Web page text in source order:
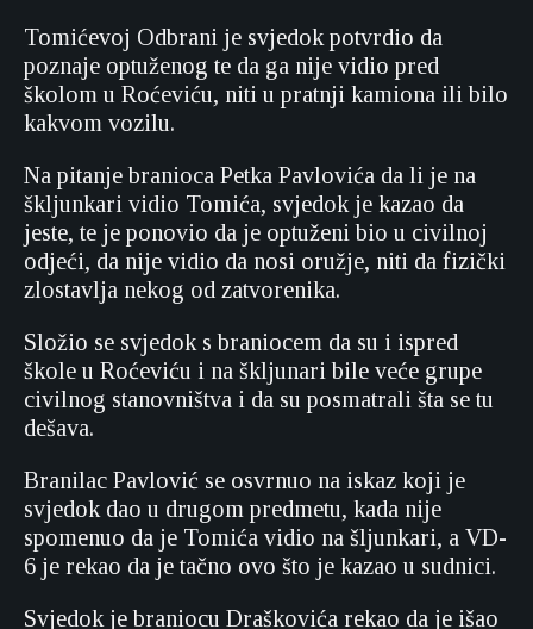
Tomićevoj Odbrani je svjedok potvrdio da
poznaje optuženog te da ga nije vidio pred
školom u Roćeviću, niti u pratnji kamiona ili bilo
kakvom vozilu.
Na pitanje branioca Petka Pavlovića da li je na
škljunkari vidio Tomića, svjedok je kazao da
jeste, te je ponovio da je optuženi bio u civilnoj
odjeći, da nije vidio da nosi oružje, niti da fizički
zlostavlja nekog od zatvorenika.
Složio se svjedok s braniocem da su i ispred
škole u Roćeviću i na škljunari bile veće grupe
civilnog stanovništva i da su posmatrali šta se tu
dešava.
Branilac Pavlović se osvrnuo na iskaz koji je
svjedok dao u drugom predmetu, kada nije
spomenuo da je Tomića vidio na šljunkari, a VD-
6 je rekao da je tačno ovo što je kazao u sudnici.
Svjedok je braniocu Draškovića rekao da je išao